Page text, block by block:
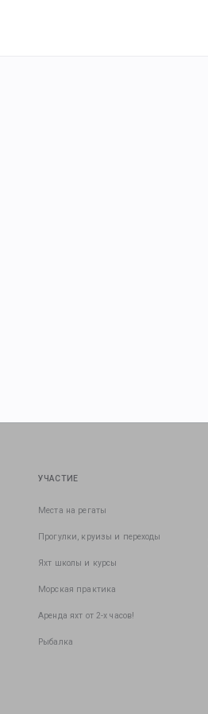
УЧАСТИЕ
Места на регаты
Прогулки, круизы и переходы
Яхт школы и курсы
Морская практика
Аренда яхт от 2-х часов!
Рыбалка